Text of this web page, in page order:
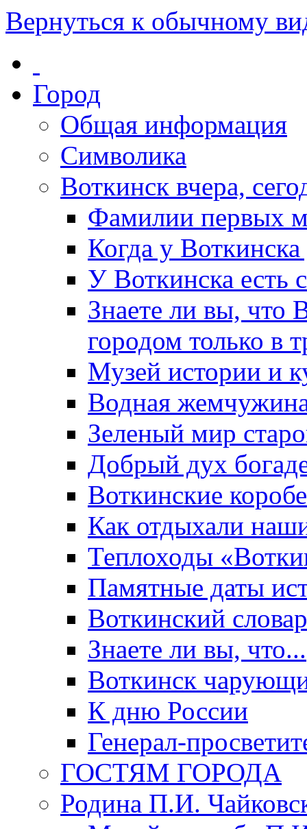
Вернуться к обычному
Город
Общая информация
Символика
Воткинск вчера,
Фамилии первых
Когда у
У Воткинска есть
Знаете ли вы, что
городом только в
Музей истории и
Водная
Зеленый мир
Добрый дух
Воткинские
Как отдыхали
Теплоходы
Памятные даты
Воткинский
Знаете ли вы, что...
Воткинск
К дню России
Генерал-
ГОСТЯМ ГОРОДА
Родина П.И.